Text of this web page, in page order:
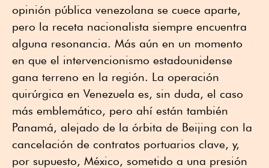
opinión pública venezolana se cuece aparte,
pero la receta nacionalista siempre encuentra
alguna resonancia. Más aún en un momento
en que el intervencionismo estadounidense
gana terreno en la región. La operación
quirúrgica en Venezuela es, sin duda, el caso
más emblemático, pero ahí están también
Panamá, alejado de la órbita de Beijing con la
cancelación de contratos portuarios clave, y,
por supuesto, México, sometido a una presión